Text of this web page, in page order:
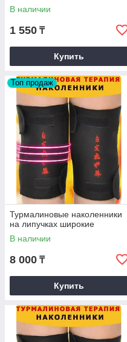
В наличии
1 550 ₸
Купить
Топ продаж
Турмалиновые наколенники
на липучках широкие
В наличии
8 000 ₸
Купить